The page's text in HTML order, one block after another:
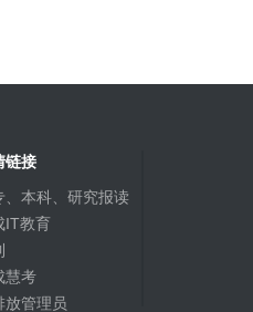
链接
、本科、研究报读
IT教育
慧考
放管理员